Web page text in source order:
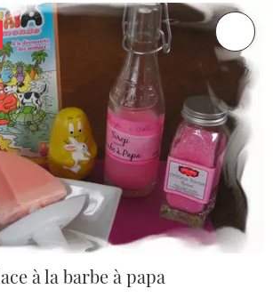
à la barbe à papa